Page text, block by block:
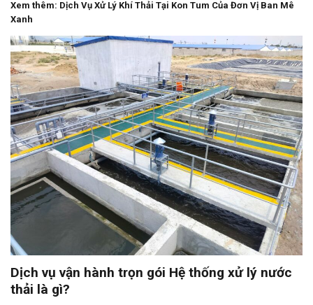
Xem thêm: Dịch Vụ Xử Lý Khí Thải Tại Kon Tum Của Đơn Vị Ban Mê
Xanh
Dịch vụ vận hành trọn gói Hệ thống xử lý nước
thải là gì?